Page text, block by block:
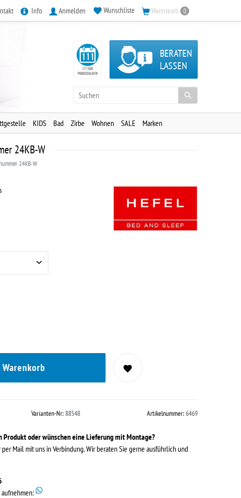
Info Anmelden Wunschliste Warenkorb 0
BERATEN
LASSEN
KIDS Bad Zirbe Wohnen SALE Marken
24KB-W
24KB-W
Varianten-Nr:88548 Artikelnummer:6469
Produkt oder wünschen eine Lieferung mit Montage?
Mail mit uns in Verbindung. Wir beraten Sie gerne ausführlich und